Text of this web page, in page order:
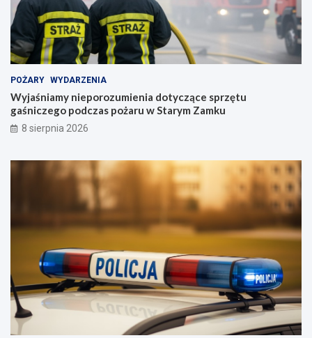
POŻARY WYDARZENIA
Wyjaśniamy nieporozumienia dotyczące sprzętu
gaśniczego podczas pożaru w Starym Zamku
8 sierpnia 2026